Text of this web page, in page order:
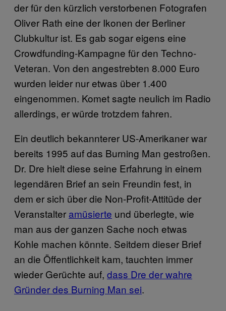
der für den kürzlich verstorbenen Fotografen
Oliver Rath eine der Ikonen der Berliner
Clubkultur ist. Es gab sogar eigens eine
Crowdfunding-Kampagne für den Techno-
Veteran. Von den angestrebten 8.000 Euro
wurden leider nur etwas über 1.400
eingenommen. Komet sagte neulich im Radio
allerdings, er würde trotzdem fahren.
Ein deutlich bekannterer US-Amerikaner war
bereits 1995 auf das Burning Man gestroßen.
Dr. Dre hielt diese seine Erfahrung in einem
legendären Brief an sein Freundin fest, in
dem er sich über die Non-Profit-Attitüde der
Veranstalter amüsierte und überlegte, wie
man aus der ganzen Sache noch etwas
Kohle machen könnte. Seitdem dieser Brief
an die Öffentlichkeit kam, tauchten immer
wieder Gerüchte auf, dass Dre der wahre
Gründer des Burning Man sei.